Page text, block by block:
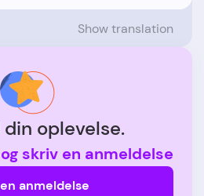
Show translation
oplevelse.
skriv en anmeldelse
anmeldelse